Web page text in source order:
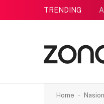
TRENDING
Home -